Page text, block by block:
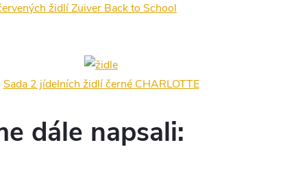
židlí Zuiver Back to School
Sada 2 jídelních židlí černé CHARLOTTE
dále napsali: